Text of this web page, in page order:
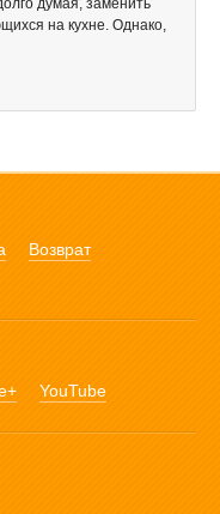
думая, заменить
на кухне. Однако,
Возврат
YouTube